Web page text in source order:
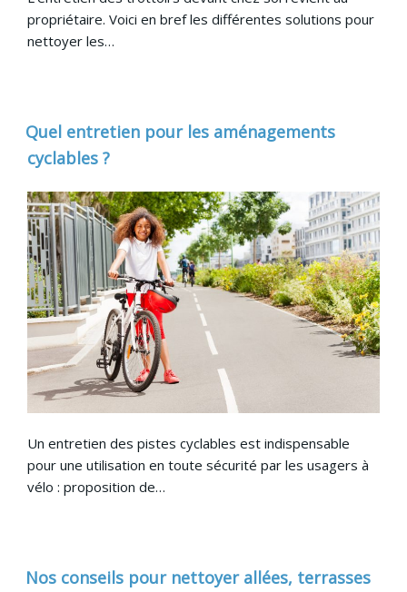
propriétaire. Voici en bref les différentes solutions pour
nettoyer les…
Quel entretien pour les aménagements
cyclables ?
Un entretien des pistes cyclables est indispensable
pour une utilisation en toute sécurité par les usagers à
vélo : proposition de…
Nos conseils pour nettoyer allées, terrasses